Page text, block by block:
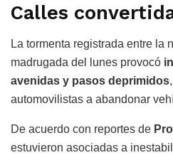
Calles
La tormenta registrada entre la
madrugada del lunes provocó
avenidas y pasos deprimidos
automovilistas a abandonar
De acuerdo con reportes de
estuvieron asociadas a